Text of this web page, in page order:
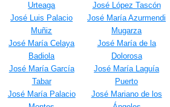
Urteaga
José López Tascón
José Luis Palacio
Muñiz
José María Azurmendi
Mugarza
José María Celaya
Badiola
José María de la
Dolorosa
José María García
Tabar
José María Laguía
Puerto
José María Palacio
José Mariano de los